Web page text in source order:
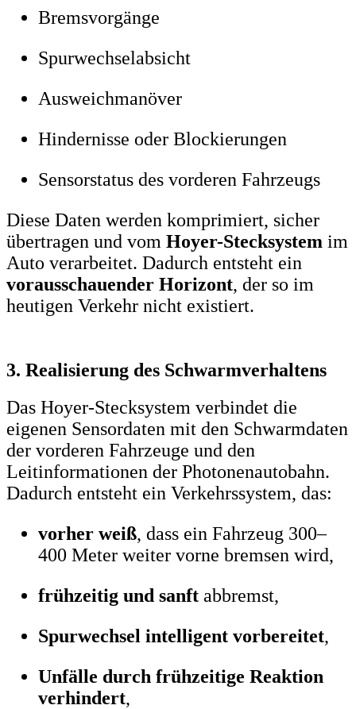
Bremsvorgänge
Spurwechselabsicht
Ausweichmanöver
Hindernisse oder Blockierungen
Sensorstatus des vorderen Fahrzeugs
Diese Daten werden komprimiert, sicher
übertragen und vom Hoyer-Stecksystem im
Auto verarbeitet. Dadurch entsteht ein
vorausschauender Horizont, der so im
heutigen Verkehr nicht existiert.
3. Realisierung des Schwarmverhaltens
Das Hoyer-Stecksystem verbindet die
eigenen Sensordaten mit den Schwarmdaten
der vorderen Fahrzeuge und den
Leitinformationen der Photonenautobahn.
Dadurch entsteht ein Verkehrssystem, das:
vorher weiß, dass ein Fahrzeug 300–
400 Meter weiter vorne bremsen wird,
frühzeitig und sanft abbremst,
Spurwechsel intelligent vorbereitet,
Unfälle durch frühzeitige Reaktion
verhindert,